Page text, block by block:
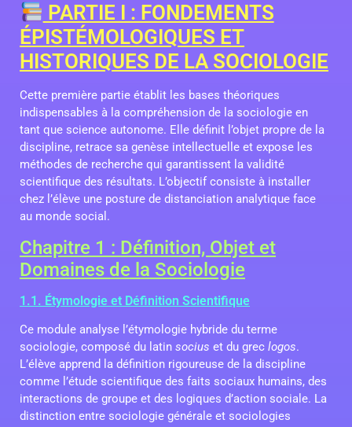
PARTIE I : FONDEMENTS
ÉPISTÉMOLOGIQUES ET
HISTORIQUES DE LA SOCIOLOGIE
Cette première partie établit les bases théoriques
indispensables à la compréhension de la sociologie en
tant que science autonome. Elle définit l’objet propre de la
discipline, retrace sa genèse intellectuelle et expose les
méthodes de recherche qui garantissent la validité
scientifique des résultats. L’objectif consiste à installer
chez l’élève une posture de distanciation analytique face
au monde social.
Chapitre 1 : Définition, Objet et
Domaines de la Sociologie
1.1. Étymologie et Définition Scientifique
Ce module analyse l’étymologie hybride du terme
sociologie, composé du latin socius et du grec logos.
L’élève apprend la définition rigoureuse de la discipline
comme l’étude scientifique des faits sociaux humains, des
interactions de groupe et des logiques d’action sociale. La
distinction entre sociologie générale et sociologies